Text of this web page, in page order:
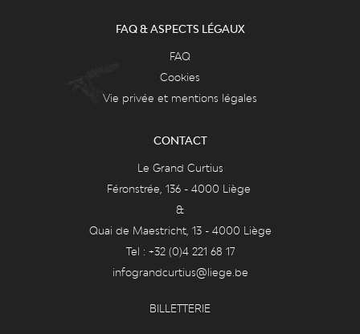
FAQ & ASPECTS LÉGAUX
FAQ
Cookies
Vie privée et mentions légales
CONTACT
Le Grand Curtius
Féronstrée, 136 - 4000 Liège
&
Quai de Maestricht, 13 - 4000 Liège
Tel : +32 (0)4 221 68 17
infograndcurtius@liege.be
BILLETTERIE